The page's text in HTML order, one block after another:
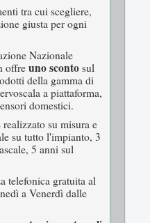
tra cui scegliere,
giusta per ogni
Nazionale
offre uno sconto sul
della gamma di
a piattaforma,
domestici.
su misura e
su tutto l'impianto, 3
5 anni sul
telefonica gratuita al
a Venerdì dalle